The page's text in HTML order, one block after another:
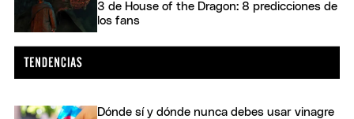
3 de House of the Dragon: 8 predicciones de
los fans
Dónde sí y dónde nunca debes usar vinagre